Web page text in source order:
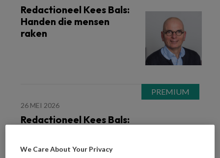
Redactioneel Kees Bals:
Handen die mensen
raken
26 MEI 2026
Redactioneel Kees Bals:
We Care About Your Privacy